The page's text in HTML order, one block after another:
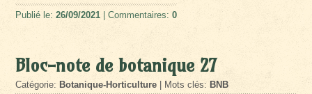
Publié le:26/09/2021 | Commentaires:0
Bloc-note de botanique 27
Catégorie: Botanique-Horticulture | Mots clés: BNB